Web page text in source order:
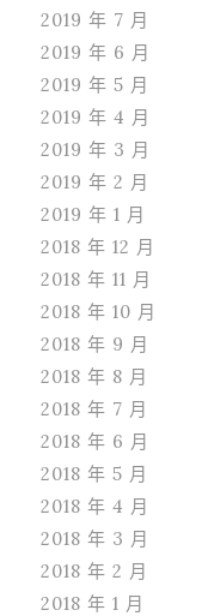
2019 年 7 月
2019 年 6 月
2019 年 5 月
2019 年 4 月
2019 年 3 月
2019 年 2 月
2019 年 1 月
2018 年 12 月
2018 年 11 月
2018 年 10 月
2018 年 9 月
2018 年 8 月
2018 年 7 月
2018 年 6 月
2018 年 5 月
2018 年 4 月
2018 年 3 月
2018 年 2 月
2018 年 1 月